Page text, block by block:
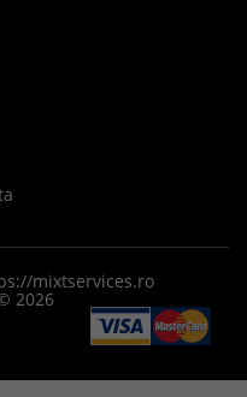
mixtservices.ro
2026